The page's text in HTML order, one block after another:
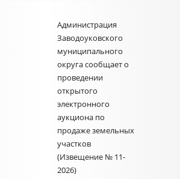
Администрация
Заводоуковского
муниципального
округа сообщает о
проведении
открытого
электронного
аукциона по
продаже земельных
участков
(Извещение № 11-
2026)